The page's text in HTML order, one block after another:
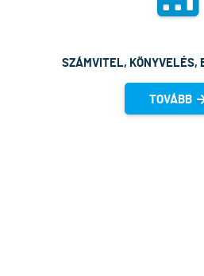
SZÁMVITEL, KÖNYVELÉS,
TOVÁBB